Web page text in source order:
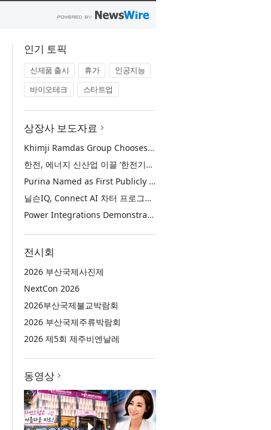
인기 토픽
신제품 출시 휴가
인공지능
바이오테크
스타트업
상장사 보도자료
Khimji Ramdas Group Chooses Rimini Street to Reduce SAP Support Costs, Protect 700+ Customizations and Reinvest Savings in Innovation
한전, 에너지 신산업 이끌 ‘한전기술지주’ 공식 출범
Purina Named as First Publicly Announced NIQ ConnectAI Charter Client
닐슨IQ, Connect AI 차터 프로그램 최초 고객사 ‘퓨리나’ 선정
Power Integrations Demonstrates World’s First 2200 V GaN Technology for Next-Era High-Voltage Power Systems
전시회
2026 부산국제사진제
NextCon 2026
2026부산국제불교박람회
2026 부산국제주류박람회
2026 제5회 제주비엔날레
동영상